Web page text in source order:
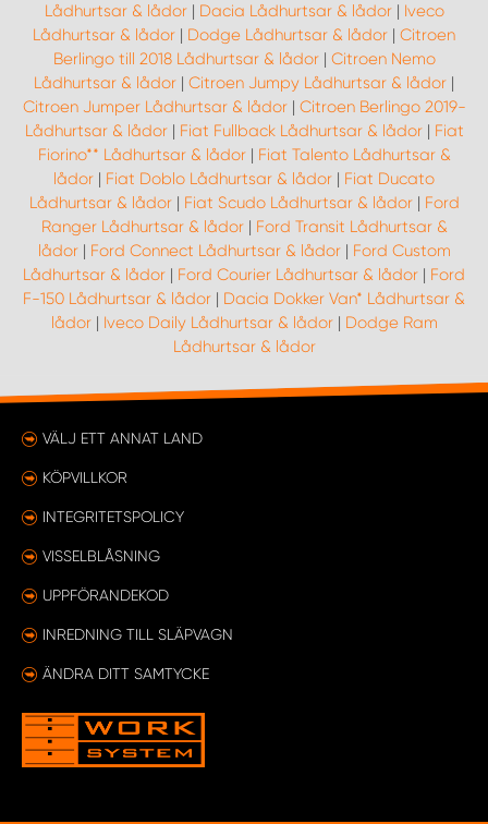
Lådhurtsar & lådor| Dacia Lådhurtsar & lådor| Iveco
Lådhurtsar & lådor | Dodge Lådhurtsar & lådor | Citroen
Berlingo till 2018 Lådhurtsar & lådor| Citroen Nemo
Lådhurtsar & lådor | Citroen Jumpy Lådhurtsar & lådor |
Citroen Jumper Lådhurtsar & lådor| Citroen Berlingo 2019-
Lådhurtsar & lådor| Fiat Fullback Lådhurtsar & lådor| Fiat
Fiorino** Lådhurtsar & lådor| Fiat Talento Lådhurtsar &
lådor | Fiat Doblo Lådhurtsar & lådor | Fiat Ducato
Lådhurtsar & lådor| Fiat Scudo Lådhurtsar & lådor| Ford
Ranger Lådhurtsar & lådor| Ford Transit Lådhurtsar &
lådor| Ford Connect Lådhurtsar & lådor| Ford Custom
Lådhurtsar & lådor | Ford Courier Lådhurtsar & lådor | Ford
F-150 Lådhurtsar & lådor | Dacia Dokker Van* Lådhurtsar &
lådor| Iveco Daily Lådhurtsar & lådor| Dodge Ram
Lådhurtsar & lådor
VÄLJ ETT ANNAT LAND
KÖPVILLKOR
INTEGRITETSPOLICY
VISSELBLÅSNING
UPPFÖRANDEKOD
INREDNING TILL SLÄPVAGN
ÄNDRA DITT SAMTYCKE